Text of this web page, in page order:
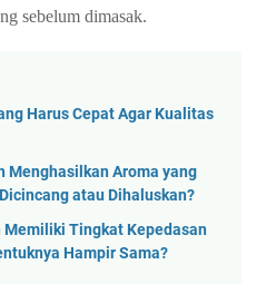
sebelum dimasak.
Harus Cepat Agar Kualitas
Menghasilkan Aroma yang
atau Dihaluskan?
Memiliki Tingkat Kepedasan
Hampir Sama?